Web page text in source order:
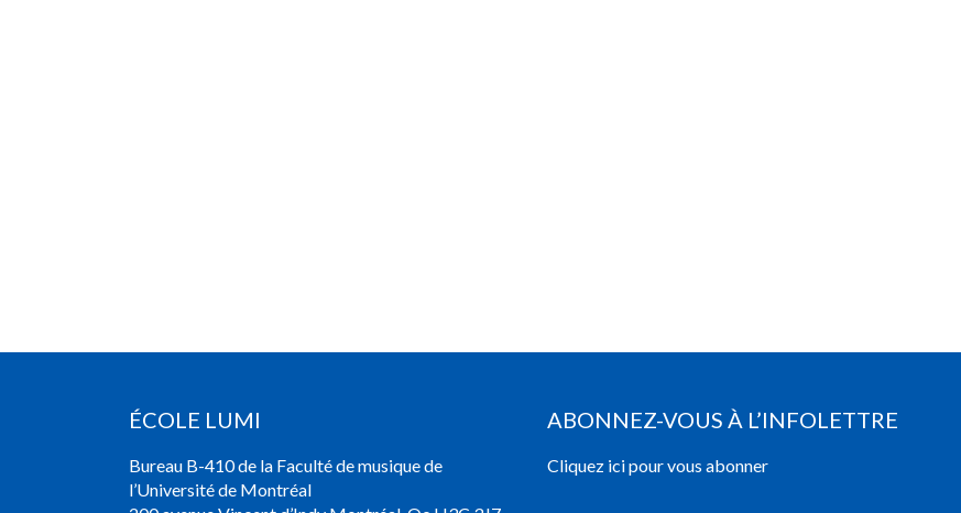
ÉCOLE LUMI
Bureau B-410 de la Faculté de musique de
l’Université de Montréal
ABONNEZ-VOUS À L’INFOLETTRE
Cliquez ici pour vous abonner